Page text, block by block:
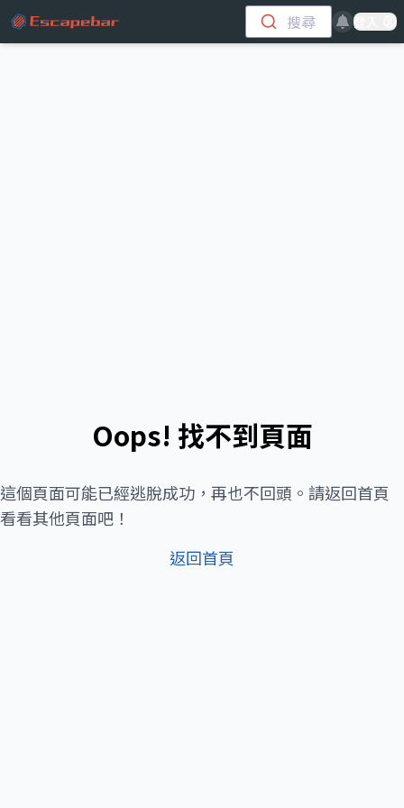
跳至主要內容
搜尋 登入
Oops! 找不到頁面
這個頁面可能已經逃脫成功，再也不回頭。請返回首頁
看看其他頁面吧！
返回首頁